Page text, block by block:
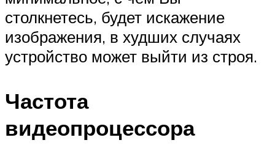
столкнетесь, будет искажение
изображения, в худших случаях
устройство может выйти из строя.
Частота
видеопроцессора